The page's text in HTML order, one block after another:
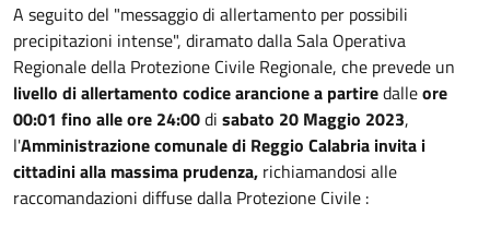
A seguito del "messaggio di allertamento per possibili
precipitazioni intense", diramato dalla Sala Operativa
Regionale della Protezione Civile Regionale, che prevede un
livello di allertamento codice arancione a partiredalleore
00:01 fino alle ore 24:00di sabato 20 Maggio 2023,
l'Amministrazione comunale di Reggio Calabria invita i
cittadini alla massima prudenza, richiamandosi alle
raccomandazioni diffuse dalla Protezione Civile :